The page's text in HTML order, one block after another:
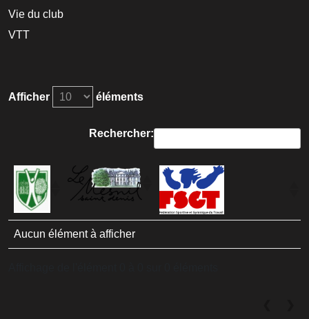
Vie du club
VTT
Afficher éléments
Rechercher:
Aucun élément à afficher